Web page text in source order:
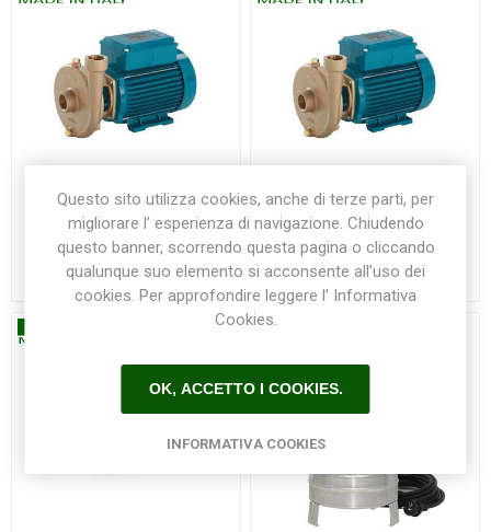
Pompa BCM 22/A 0,55 kW
Calpeda
€780,00
Pompa BCM 22/A/B 0,55
kW Calpeda
€895,00
Questo sito utilizza cookies, anche di terze parti, per
migliorare l’ esperienza di navigazione. Chiudendo
questo banner, scorrendo questa pagina o cliccando
qualunque suo elemento si acconsente all’uso dei
cookies. Per approfondire leggere l’ Informativa
Cookies.
OK, ACCETTO I COOKIES.
INFORMATIVA COOKIES